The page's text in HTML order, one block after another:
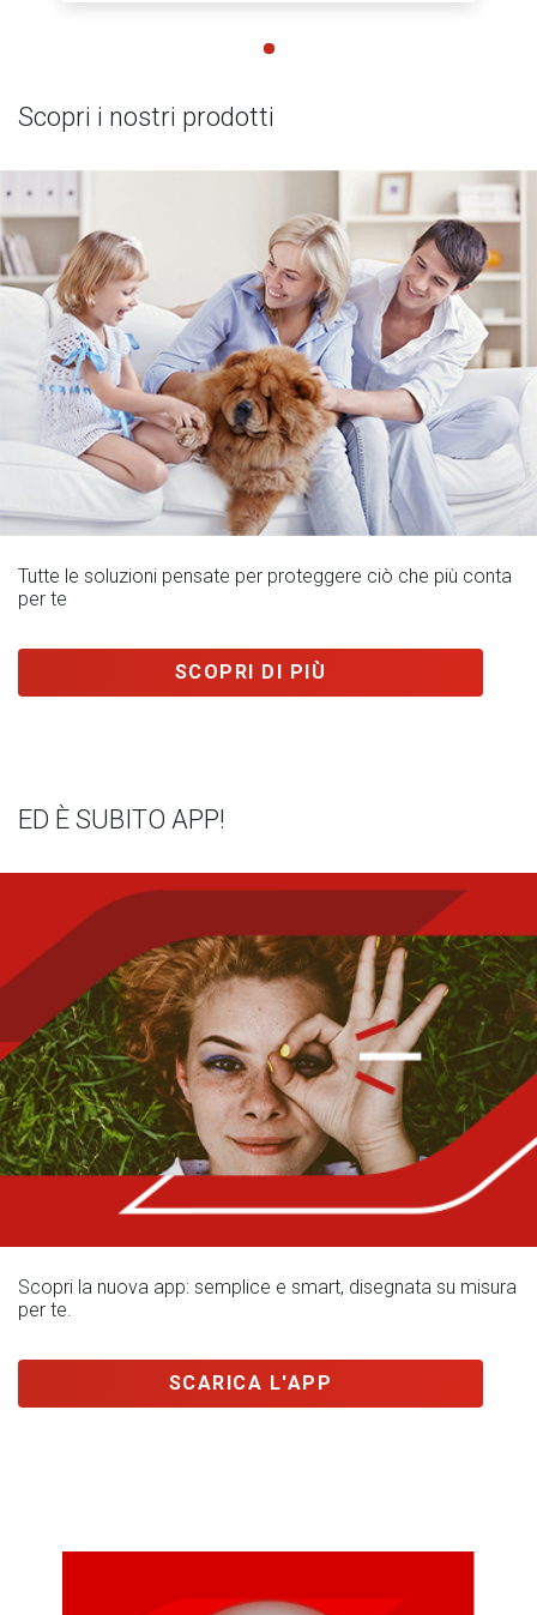
Scopri i nostri prodotti
Tutte le soluzioni pensate per proteggere ciò che più conta
per te
SCOPRI DI PIÙ
ED È SUBITO APP!
Scopri la nuova app: semplice e smart, disegnata su misura
per te.
SCARICA L'APP